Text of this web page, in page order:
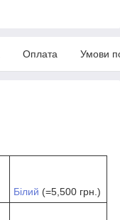
Оплата Умови
Білий (=5,500 грн.)